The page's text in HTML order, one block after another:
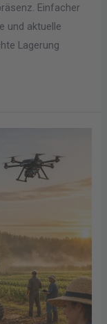
Einfacher
und aktuelle
Lagerung